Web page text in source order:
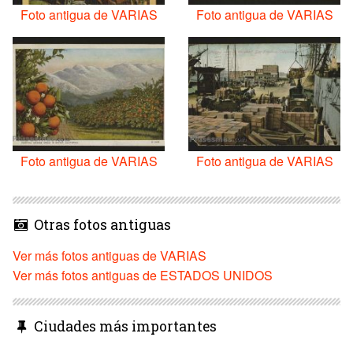
Foto antigua de VARIAS Foto antigua de VARIAS
Foto antigua de VARIAS Foto antigua de VARIAS
Otras fotos antiguas
Ver más fotos antiguas de VARIAS
Ver más fotos antiguas de ESTADOS UNIDOS
Ciudades más importantes